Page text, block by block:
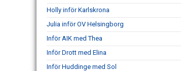
Holly inför Karlskrona
Julia inför OV Helsingborg
Inför AIK med Thea
Inför Drott med Elina
Inför Huddinge med Sol